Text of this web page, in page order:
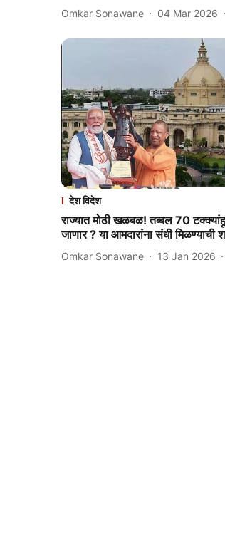
Omkar Sonawane 04 Mar 2026
देश विदेश
राज्यात मोठी खळबळ! तब्बल 70
जाणार ? या आमदारांना संधी मिळण्याची
Omkar Sonawane 13 Jan 2026